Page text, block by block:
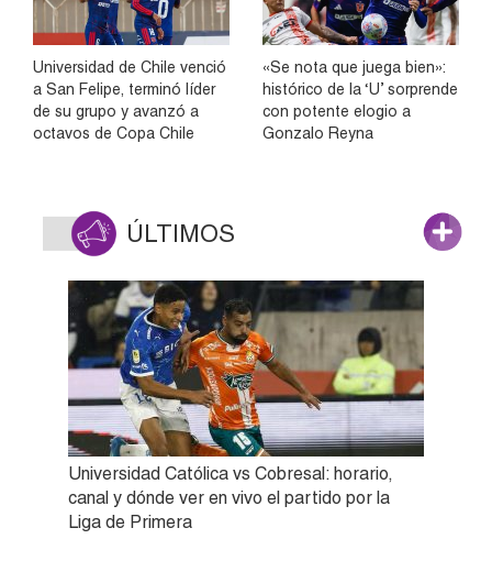
Universidad de Chile venció
a San Felipe, terminó líder
de su grupo y avanzó a
octavos de Copa Chile
«Se nota que juega bien»:
histórico de la ‘U’ sorprende
con potente elogio a
Gonzalo Reyna
ÚLTIMOS
Universidad Católica vs Cobresal: horario,
canal y dónde ver en vivo el partido por la
Liga de Primera